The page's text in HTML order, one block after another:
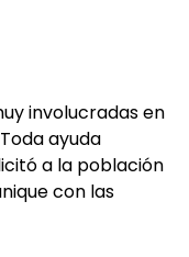
involucradas en
ayuda
a la población
con las